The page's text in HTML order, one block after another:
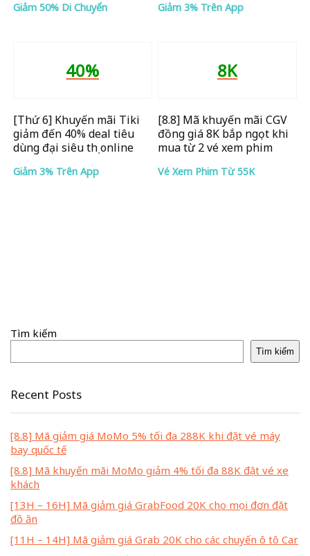
Giảm 50% Di Chuyển Giảm 3% Trên App
40%
[Thứ 6] Khuyến mãi Tiki
giảm đến 40% deal tiêu
dùng đại siêu thị online
Giảm 3% Trên App
8K
[8.8] Mã khuyến mãi CGV
đồng giá 8K bắp ngọt khi
mua từ 2 vé xem phim
Vé Xem Phim Từ 55K
Tìm kiếm
Tìm kiếm
Recent Posts
[8.8] Mã giảm giá MoMo 5% tối đa 288K khi đặt vé máy
bay quốc tế
[8.8] Mã khuyến mãi MoMo giảm 4% tối đa 88K đặt vé xe
khách
[13H – 16H] Mã giảm giá GrabFood 20K cho mọi đơn đặt
đồ ăn
[11H – 14H] Mã giảm giá Grab 20K cho các chuyến ô tô Car